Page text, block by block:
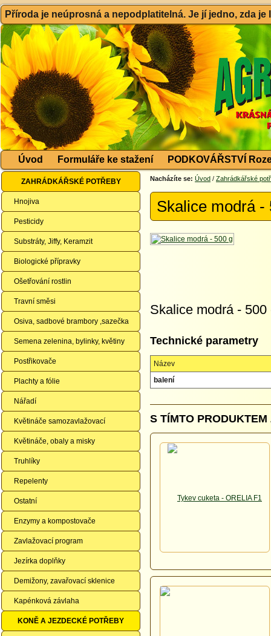
Příroda je neúprosná a nepodplatitelná. Je jí jedno, zda
Úvod Formuláře ke stažení PODKOVÁŘSTVÍ
ZAHRÁDKÁŘSKÉ POTŘEBY
Hnojiva
Pesticidy
Substráty, Jiffy, Keramzit
Biologické přípravky
Ošetřování rostlin
Travní směsi
Osiva, sadbové brambory ,sazečka
Semena zelenina, bylinky, květiny
Postřikovače
Plachty a fólie
Nářadí
Květináče samozavlažovací
Květináče, obaly a misky
Truhlíky
Repelenty
Ostatní
Enzymy a kompostovače
Zavlažovací program
Jezírka doplňky
Demižony, zavařovací sklenice
Kapénková závlaha
KONĚ A JEZDECKÉ POTŘEBY
Nacházíte se: Úvod / Zahrádkářské
Skalice modrá -
Skalice modrá - 500
Technické parametry
Název
balení
S TÍMTO